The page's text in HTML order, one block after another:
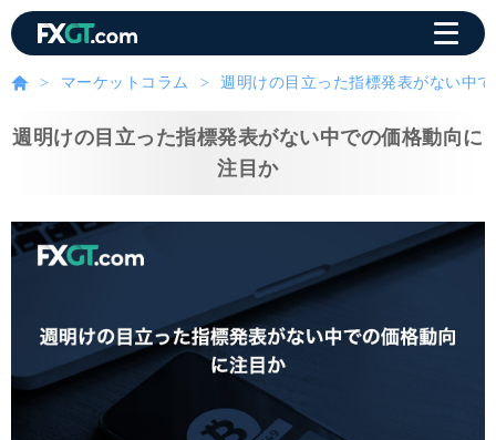
マーケットコラム 週明けの目立った指標発表がない中
週明けの目立った指標発表がない中での価格動向に
注目か